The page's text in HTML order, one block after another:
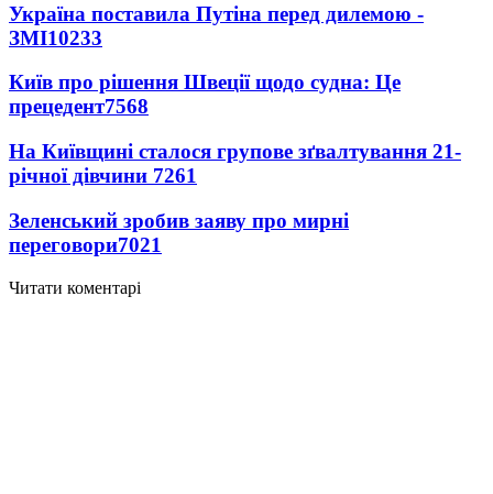
Україна поставила Путіна перед дилемою -
ЗМІ10233
Київ про рішення Швеції щодо судна: Це
прецедент7568
На Київщині сталося групове зґвалтування 21-
річної дівчини 7261
Зеленський зробив заяву про мирні
переговори7021
Читати коментарі